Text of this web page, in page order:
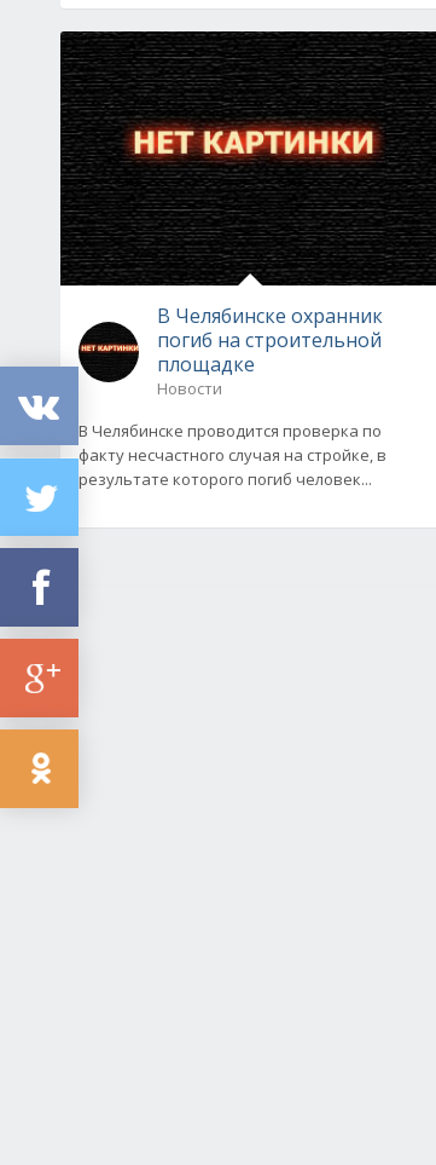
В Челябинске охранник
погиб на строительной
площадке
Новости
В Челябинске проводится проверка по
факту несчастного случая на стройке, в
результате которого погиб человек...